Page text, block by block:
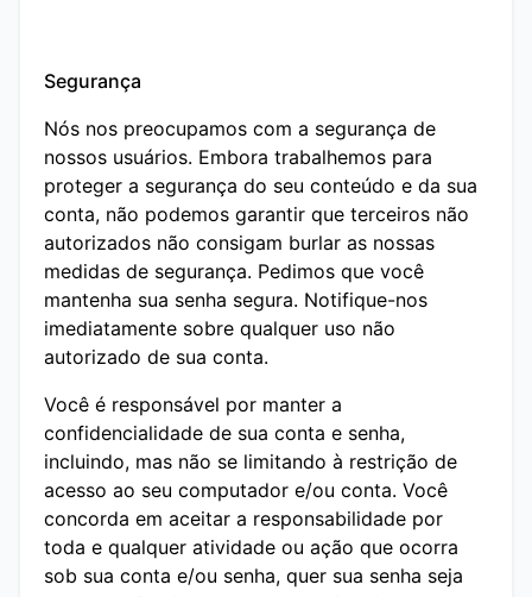
Segurança
Nós nos preocupamos com a segurança de
nossos usuários. Embora trabalhemos para
proteger a segurança do seu conteúdo e da sua
conta, não podemos garantir que terceiros não
autorizados não consigam burlar as nossas
medidas de segurança. Pedimos que você
mantenha sua senha segura. Notifique-nos
imediatamente sobre qualquer uso não
autorizado de sua conta.
Você é responsável por manter a
confidencialidade de sua conta e senha,
incluindo, mas não se limitando à restrição de
acesso ao seu computador e/ou conta. Você
concorda em aceitar a responsabilidade por
toda e qualquer atividade ou ação que ocorra
sob sua conta e/ou senha, quer sua senha seja